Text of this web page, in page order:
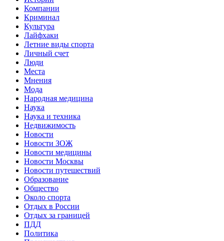
Компании
Криминал
Культура
Лайфхаки
Летние виды спорта
Личный счет
Люди
Места
Мнения
Мода
Народная медицина
Наука
Наука и техника
Недвижимость
Новости
Новости ЗОЖ
Новости медицины
Новости Москвы
Новости путешествий
Образование
Общество
Около спорта
Отдых в России
Отдых за границей
ПДД
Политика